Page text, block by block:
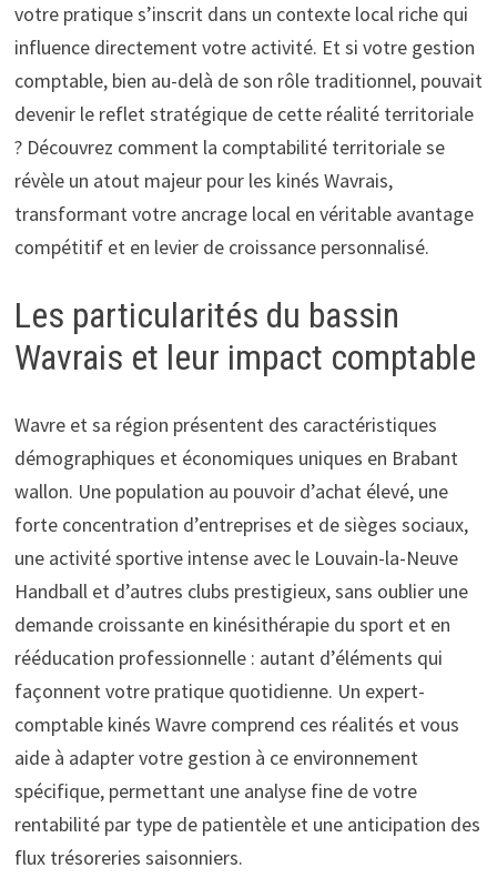
votre pratique s’inscrit dans un contexte local riche qui
influence directement votre activité. Et si votre gestion
comptable, bien au-delà de son rôle traditionnel, pouvait
devenir le reflet stratégique de cette réalité territoriale
? Découvrez comment la comptabilité territoriale se
révèle un atout majeur pour les kinés Wavrais,
transformant votre ancrage local en véritable avantage
compétitif et en levier de croissance personnalisé.
Les particularités du bassin
Wavrais et leur impact comptable
Wavre et sa région présentent des caractéristiques
démographiques et économiques uniques en Brabant
wallon. Une population au pouvoir d’achat élevé, une
forte concentration d’entreprises et de sièges sociaux,
une activité sportive intense avec le Louvain-la-Neuve
Handball et d’autres clubs prestigieux, sans oublier une
demande croissante en kinésithérapie du sport et en
rééducation professionnelle : autant d’éléments qui
façonnent votre pratique quotidienne. Un expert-
comptable kinés Wavre comprend ces réalités et vous
aide à adapter votre gestion à ce environnement
spécifique, permettant une analyse fine de votre
rentabilité par type de patientèle et une anticipation des
flux trésoreries saisonniers.